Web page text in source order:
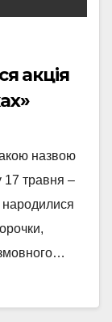
акція
назвою
17 травня –